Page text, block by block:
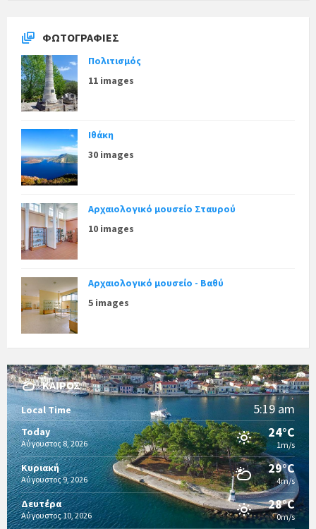
ΦΩΤΟΓΡΑΦΊΕΣ
Πολιτισμός
11 images
Ιθάκη
30 images
Αρχαιολογικό μουσείο Σταυρού
10 images
Αρχαιολογικό μουσείο - Βαθύ
5 images
ΚΑΙΡΌΣ
Local Time 5:19 am
Today
Αύγουστος 8, 2026
24°C
1m/s
Κυριακή
Αύγουστος 9, 2026
29°C
4m/s
Δευτέρα
Αύγουστος 10, 2026
28°C
0m/s